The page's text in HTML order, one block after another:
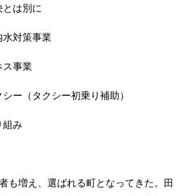
とは別に
水対策事業
ス事業
ー（タクシー初乗り補助）
組み
も増え、選ばれる町となってきた。田